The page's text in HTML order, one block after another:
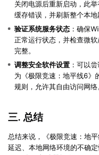
关闭电源后重新启动，此
缓存错误，并刷新整个本地
验证系统服务状态 ：确保
正常运行状态，并检查微
完整。
调整安全软件设置 ：可以
为《极限竞速：地平线6》
规则，允许其自由访问网络
三. 总结
总结来说，《极限竞速：地
延迟、本地网络环境的不确